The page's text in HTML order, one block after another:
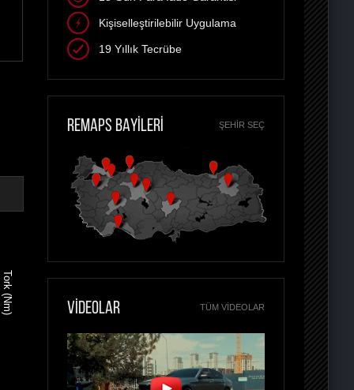
Tork (Nm)
Kişiselleştirilebilir Uygulama
19 Yıllık Tecrübe
REMAPS BAYİLERİ ŞEHIR SEÇ
VİDEOLAR TÜM VIDEOLAR